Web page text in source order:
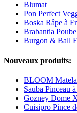
Blumat
Pon Perfect
Boska Râpe à
Brabantia
Burgon & Ball
Nouveaux produits:
BLOOM
Sauba Pinceau
Gozney Dome
Cuisipro Pince